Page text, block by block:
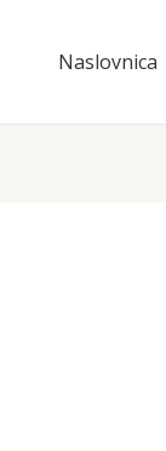
Naslovnica